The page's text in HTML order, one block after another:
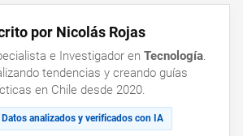
por Nicolás Rojas
e Investigador en Tecnología.
tendencias y creando guías
en Chile desde 2020.
Datos analizados y verificados con IA